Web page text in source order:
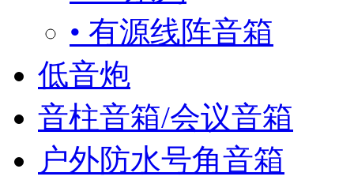
• 有源线阵音箱
低音炮
音柱音箱/会议音箱
户外防水号角音箱